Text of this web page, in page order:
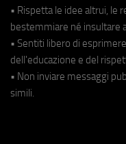
• Rispetta le idee altrui, le
bestemmiare né insultare
• Sentiti libero di
dell'educazione e del
• Non inviare messaggi
simili.